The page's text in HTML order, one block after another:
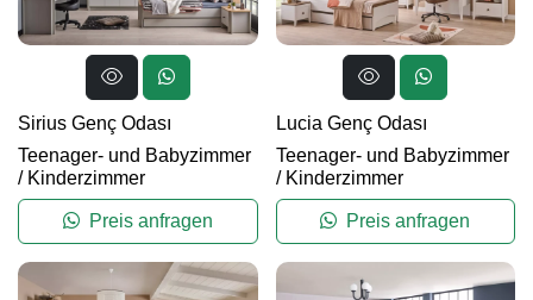
Sirius Genç Odası
Teenager- und Babyzimmer
/ Kinderzimmer
Preis anfragen
Lucia Genç Odası
Teenager- und Babyzimmer
/ Kinderzimmer
Preis anfragen